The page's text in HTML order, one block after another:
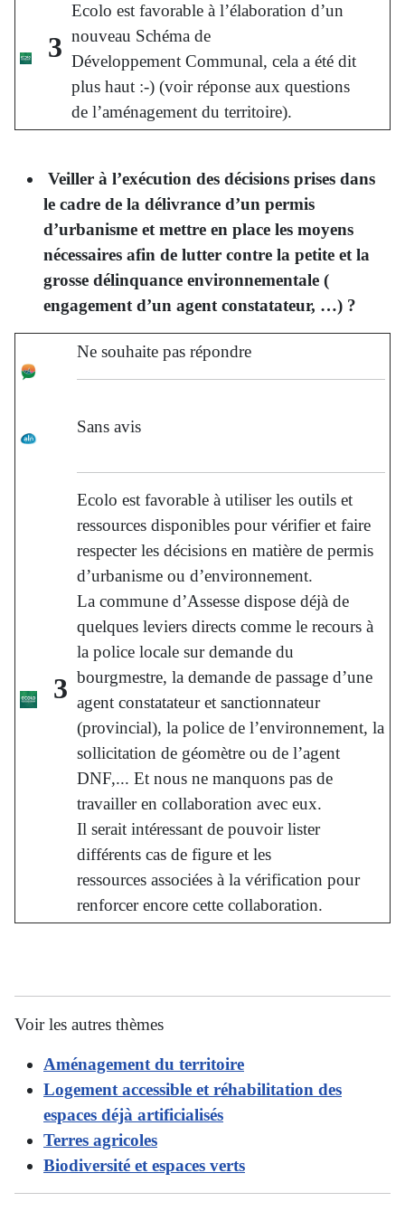
3
Ecolo est favorable à l’élaboration d’un
nouveau Schéma de
Développement Communal, cela a été dit
plus haut :-) (voir réponse aux questions
de l’aménagement du territoire).
Veiller à l’exécution des décisions prises dans
le cadre de la délivrance d’un permis
d’urbanisme et mettre en place les moyens
nécessaires afin de lutter contre la petite et la
grosse délinquance environnementale (
engagement d’un agent constatateur, …) ?
Ne souhaite pas répondre
Sans avis
3
Ecolo est favorable à utiliser les outils et
ressources disponibles pour vérifier et faire
respecter les décisions en matière de permis
d’urbanisme ou d’environnement.
La commune d’Assesse dispose déjà de
quelques leviers directs comme le recours à
la police locale sur demande du
bourgmestre, la demande de passage d’une
agent constatateur et sanctionnateur
(provincial), la police de l’environnement, la
sollicitation de géomètre ou de l’agent
DNF,... Et nous ne manquons pas de
travailler en collaboration avec eux.
Il serait intéressant de pouvoir lister
différents cas de figure et les
ressources associées à la vérification pour
renforcer encore cette collaboration.
Voir les autres thèmes
Aménagement du territoire
Logement accessible et réhabilitation des
espaces déjà artificialisés
Terres agricoles
Biodiversité et espaces verts